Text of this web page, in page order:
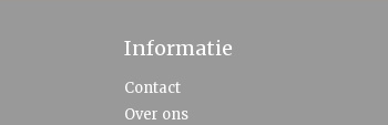
Informatie
Contact
Over ons